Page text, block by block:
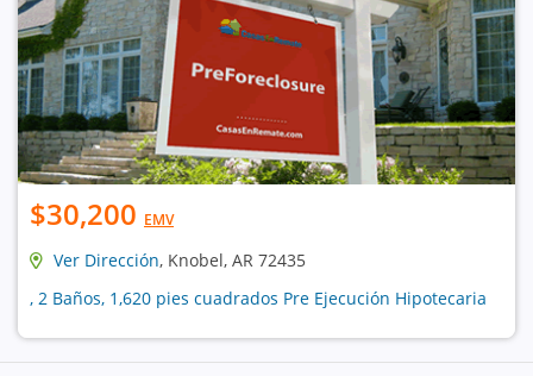
$30,200 EMV
Ver Dirección, Knobel, AR 72435
, 2 Baños, 1,620 pies cuadrados Pre Ejecución Hipotecaria